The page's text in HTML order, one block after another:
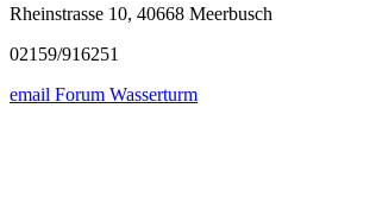
Rheinstrasse 10, 40668 Meerbusch
02159/916251
email Forum Wasserturm